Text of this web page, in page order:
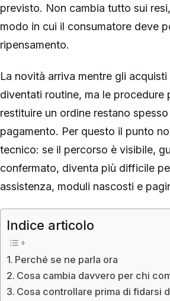
previsto. Non cambia tutto sui
modo in cui il consumatore deve
ripensamento.
La novità arriva mentre gli
diventati routine, ma le procedure
restituire un ordine restano
pagamento. Per questo il punto
tecnico: se il percorso è visibile,
confermato, diventa più difficile
assistenza, moduli nascosti e
Indice articolo
Perché se ne parla ora
Cosa cambia davvero per chi
Cosa controllare prima di fidarsi